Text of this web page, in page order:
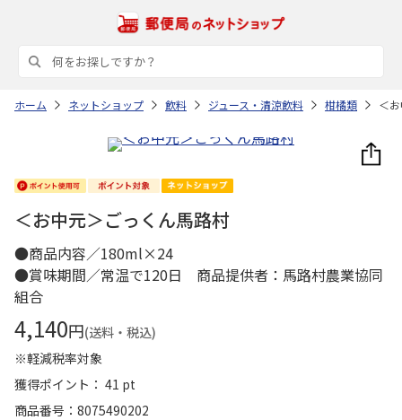
ホーム ネットショップ 飲料 ジュース・清涼飲料 柑橘類 ＜
＜お中元＞ごっくん馬路村
●商品内容／180ml×24
●賞味期間／常温で120日 商品提供者：馬路村農業協同
組合
4,140円(送料・税込)
※軽減税率対象
獲得ポイント： 41 pt
商品番号
8075490202